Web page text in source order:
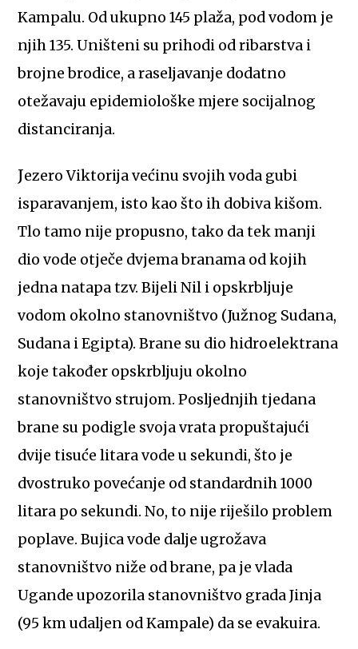
Kampalu. Od ukupno 145 plaža, pod vodom je
njih 135. Uništeni su prihodi od ribarstva i
brojne brodice, a raseljavanje dodatno
otežavaju epidemiološke mjere socijalnog
distanciranja.
Jezero Viktorija većinu svojih voda gubi
isparavanjem, isto kao što ih dobiva kišom.
Tlo tamo nije propusno, tako da tek manji
dio vode otječe dvjema branama od kojih
jedna natapa tzv. Bijeli Nil i opskrbljuje
vodom okolno stanovništvo (Južnog Sudana,
Sudana i Egipta). Brane su dio hidroelektrana
koje također opskrbljuju okolno
stanovništvo strujom. Posljednjih tjedana
brane su podigle svoja vrata propuštajući
dvije tisuće litara vode u sekundi, što je
dvostruko povećanje od standardnih 1000
litara po sekundi. No, to nije riješilo problem
poplave. Bujica vode dalje ugrožava
stanovništvo niže od brane, pa je vlada
Ugande upozorila stanovništvo grada Jinja
(95 km udaljen od Kampale) da se evakuira.